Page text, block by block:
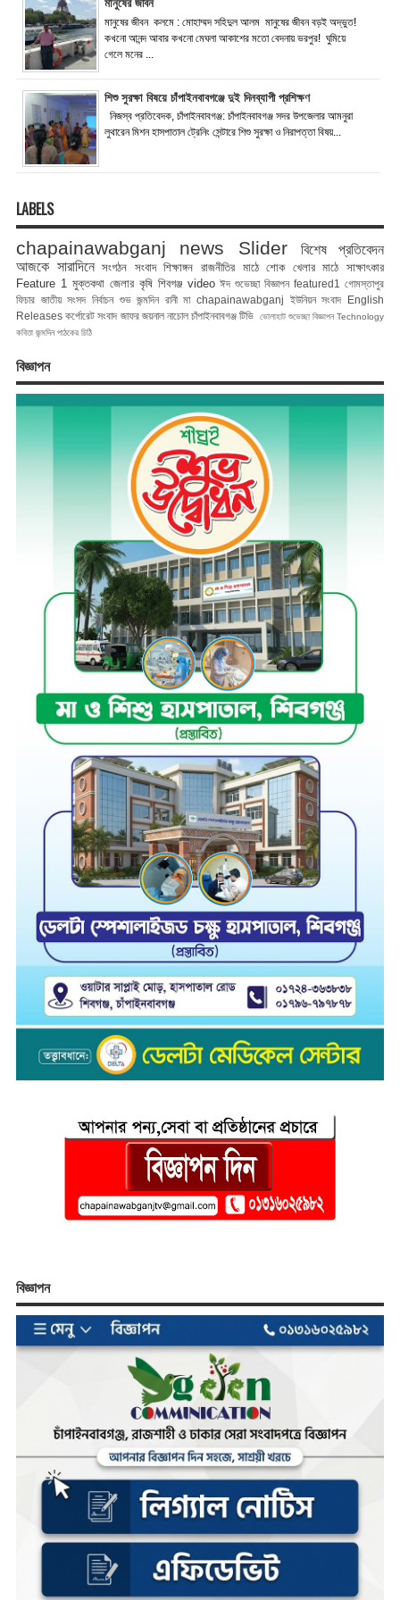
মানুষের জীবন
মানুষের জীবন কলমে : মোহাম্মদ সহিদুল আলম মানুষের জীবন বড়ই অদ্ভুত!
কখনো আনন্দ আবার কখনো মেঘলা আকাশের মতো বেদনায় ভরপুর! ঘুমিয়ে
গেলে মনের ...
শিশু সুরক্ষা বিষয়ে চাঁপাইনবাবগঞ্জে দুই দিনব্যাপী প্রশিক্ষণ
নিজস্ব প্রতিবেদক, চাঁপাইনবাবগঞ্জ: চাঁপাইনবাবগঞ্জ সদর উপজেলার আমনুরা
লুথারেন মিশন হাসপাতাল ট্রেনিং সেন্টারে শিশু সুরক্ষা ও নিরাপত্তা বিষয়...
LABELS
chapainawabganj news Slider
বিশেষ প্রতিবেদন
আজকে সারাদিনে সংগঠন সংবাদ শিক্ষাঙ্গন রাজনীতির মাঠে শোক খেলার মাঠে
সাক্ষাৎকার
Feature 1 মুক্তকথা জেলার কৃষি শিবগঞ্জ video ঈদ শুভেচ্ছা বিজ্ঞাপন featured1
গোমস্তাপুর
ফিচার জাতীয় সংসদ নির্বাচন শুভ জন্মদিন রানী মা chapainawabganj ইউনিয়ন সংবাদ English
Releases কর্পোরেট সংবাদ জাফর জয়নাল নাচোল চাঁপাইনবাবগঞ্জ টিভি ভোলাহাট শুভেচ্ছা বিজ্ঞাপন Technology
কবিতা জন্মদিন পাঠকের চিঠি
বিজ্ঞাপন
বিজ্ঞাপন